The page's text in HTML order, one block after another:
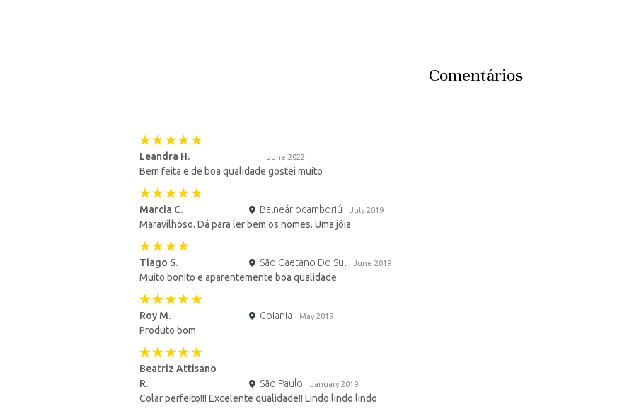
Comentários
Leandra H. June 2022
Bem feita e de boa qualidade gostei muito
Marcia C. Balneáriocamboriú July 2019
Maravilhoso. Dá para ler bem os nomes. Uma jóia
Tiago S. São Caetano Do Sul June 2019
Muito bonito e aparentemente boa qualidade
Roy M. Goiania May 2019
Produto bom
Beatriz Attisano
R.
São Paulo January 2019
Colar perfeito!!! Excelente qualidade!! Lindo lindo lindo